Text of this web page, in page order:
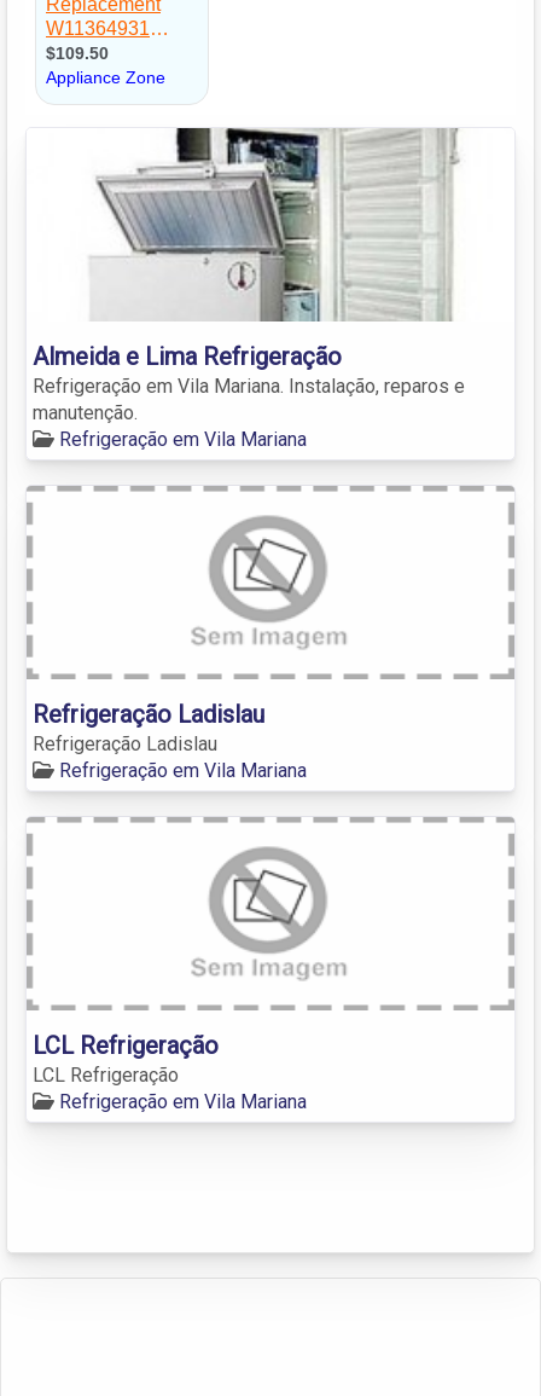
Almeida e Lima Refrigeração
Refrigeração em Vila Mariana. Instalação, reparos e
manutenção.
Refrigeração em Vila Mariana
Refrigeração Ladislau
Refrigeração Ladislau
Refrigeração em Vila Mariana
LCL Refrigeração
LCL Refrigeração
Refrigeração em Vila Mariana